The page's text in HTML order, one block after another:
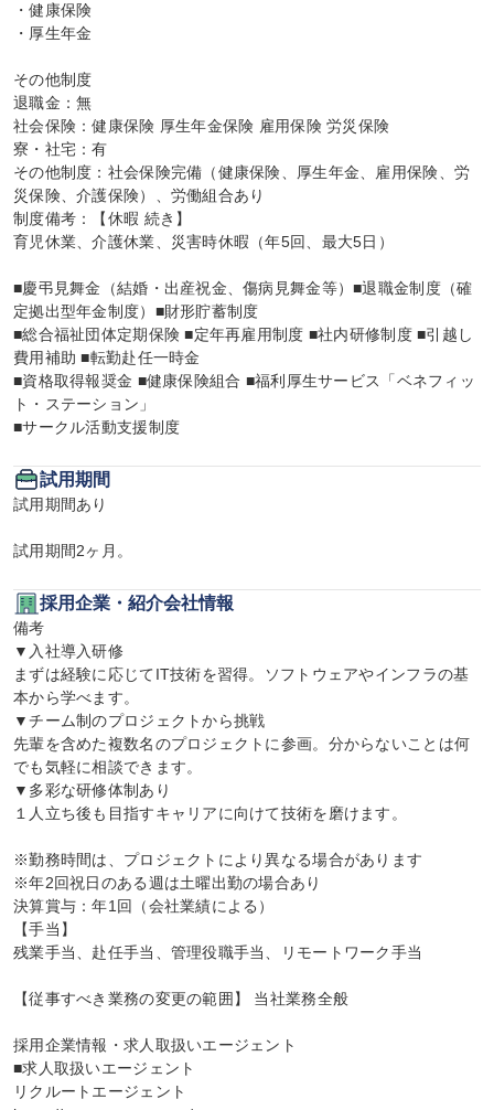
・健康保険
・厚生年金
その他制度
退職金：無
社会保険：健康保険 厚生年金保険 雇用保険 労災保険
寮・社宅：有
その他制度：社会保険完備（健康保険、厚生年金、雇用保険、労
災保険、介護保険）、労働組合あり
制度備考：【休暇 続き】
育児休業、介護休業、災害時休暇（年5回、最大5日）
■慶弔見舞金（結婚・出産祝金、傷病見舞金等）■退職金制度（確
定拠出型年金制度）■財形貯蓄制度
■総合福祉団体定期保険 ■定年再雇用制度 ■社内研修制度 ■引越し
費用補助 ■転勤赴任一時金
■資格取得報奨金 ■健康保険組合 ■福利厚生サービス「ベネフィッ
ト・ステーション」
■サークル活動支援制度
試用期間
試用期間あり
試用期間2ヶ月。
採用企業・紹介会社情報
備考
▼入社導入研修
まずは経験に応じてIT技術を習得。ソフトウェアやインフラの基
本から学べます。
▼チーム制のプロジェクトから挑戦
先輩を含めた複数名のプロジェクトに参画。分からないことは何
でも気軽に相談できます。
▼多彩な研修体制あり
１人立ち後も目指すキャリアに向けて技術を磨けます。
※勤務時間は、プロジェクトにより異なる場合があります
※年2回祝日のある週は土曜出勤の場合あり
決算賞与：年1回（会社業績による）
【手当】
残業手当、赴任手当、管理役職手当、リモートワーク手当
【従事すべき業務の変更の範囲】 当社業務全般
採用企業情報・求人取扱いエージェント
■求人取扱いエージェント
リクルートエージェント